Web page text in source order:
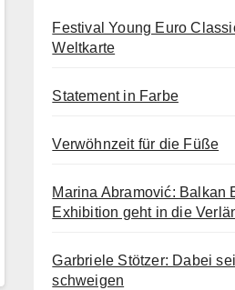
Festival Young Euro
Weltkarte
Statement in Farbe
Verwöhnzeit für die Füße
Marina Abramović: Balkan
Exhibition geht in die
Garbriele Stötzer: Dabei
schweigen